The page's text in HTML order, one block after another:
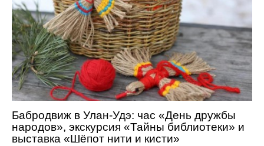
Бабродвиж в Улан-Удэ: час «День дружбы
народов», экскурсия «Тайны библиотеки» и
выставка «Шёпот нити и кисти»